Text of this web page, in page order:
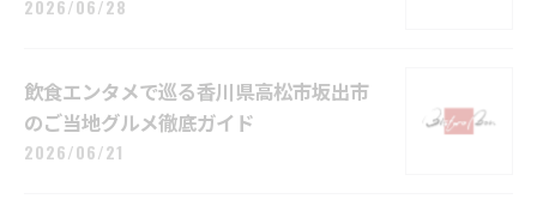
2026/06/28
飲食エンタメで巡る香川県高松市坂出市
のご当地グルメ徹底ガイド
2026/06/21